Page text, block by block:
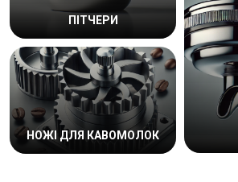
ПІТЧЕРИ
НОЖІ ДЛЯ КАВОМОЛОК